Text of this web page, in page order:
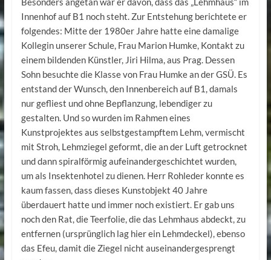
Innenhof auf B1 noch steht. Zur Entstehung berichtete er
folgendes: Mitte der 1980er Jahre hatte eine damalige
Kollegin unserer Schule, Frau Marion Humke, Kontakt zu
einem bildenden Künstler, Jiri Hilma, aus Prag. Dessen
Sohn besuchte die Klasse von Frau Humke an der GSÜ. Es
entstand der Wunsch, den Innenbereich auf B1, damals
nur gefliest und ohne Bepflanzung, lebendiger zu
gestalten. Und so wurden im Rahmen eines
Kunstprojektes aus selbstgestampftem Lehm, vermischt
mit Stroh, Lehmziegel geformt, die an der Luft getrocknet
und dann spiralförmig aufeinandergeschichtet wurden,
um als Insektenhotel zu dienen. Herr Rohleder konnte es
kaum fassen, dass dieses Kunstobjekt 40 Jahre
überdauert hatte und immer noch existiert. Er gab uns
noch den Rat, die Teerfolie, die das Lehmhaus abdeckt, zu
entfernen (ursprünglich lag hier ein Lehmdeckel), ebenso
das Efeu, damit die Ziegel nicht auseinandergesprengt